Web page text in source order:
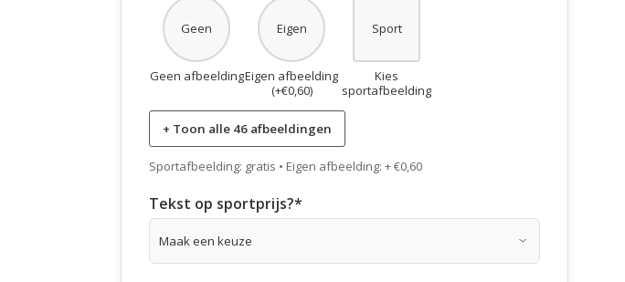
Geen
Geen afbeelding
Eigen
Eigen afbeelding
(+€0,60)
Sport
Kies
sportafbeelding
+ Toon alle 46 afbeeldingen
Sportafbeelding: gratis • Eigen afbeelding: + €0,60
Tekst op sportprijs?*